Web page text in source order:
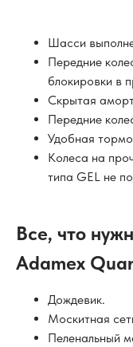
Шасси
Передние
блокировки в
Скрытая
Передние
Удобная
Колеса на
типа GEL не
Все, что
Adamex
Дождевик.
Москитная
Пеленальный